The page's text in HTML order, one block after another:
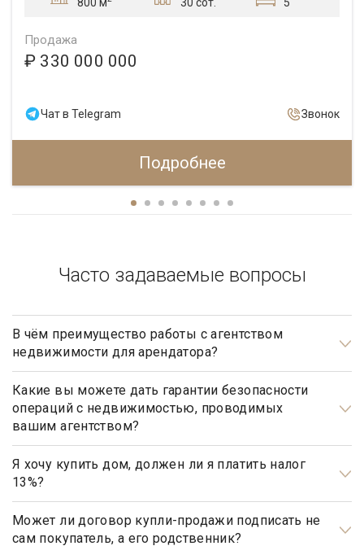
Продажа
₽ 330 000 000
Чат в Telegram Звонок
Подробнее
Часто задаваемые вопросы
В чём преимущество работы с агентством
недвижимости для арендатора?
Арендаторы элитной недвижимости почти всегда очень
занятые люди, у которых абсолютно нет времени на поиски
подходящего им дома. Обращаясь в агентство элитной
недвижимости «Garda Estate», арендатору гарантирован
индивидуальный подход и высокий уровень сервиса.
Профессиональные риэлторы подберут, предложат и
покажут только те варианты недвижимости, которые
полностью соответствуют запросам арендатора.
Какие вы можете дать гарантии безопасности
операций с недвижимостью, проводимых
вашим агентством?
Наше агентство элитной недвижимости осуществляет
полный контроль над каждым шагом сделки, оказывает
полное юридическое сопровождение на всех этапах
сотрудничества, что гарантирует вашу безопасность и
«чистоту» сделки.
Я хочу купить дом, должен ли я платить налог
13%?
Нет, не должны. Платить налог 13% будет только продавец,
налог рассчитывается на прибыль.
Может ли договор купли-продажи подписать не
сам покупатель, а его родственник?